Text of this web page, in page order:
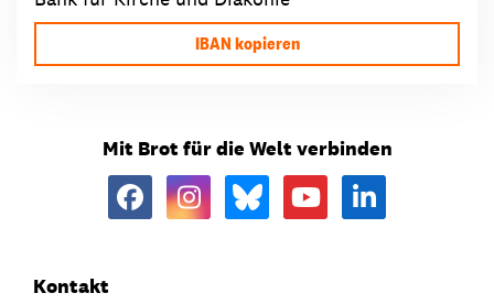
IBAN kopieren
Mit Brot für die Welt verbinden
Kontakt